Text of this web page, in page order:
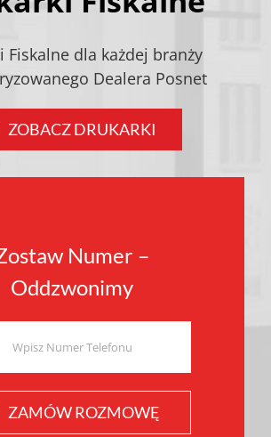
Fiskalne dla każdej branży
Dealera Posnet
ZOBACZ DRUKARKI
Numer –
Oddzwonimy
ZAMÓW ROZMOWĘ